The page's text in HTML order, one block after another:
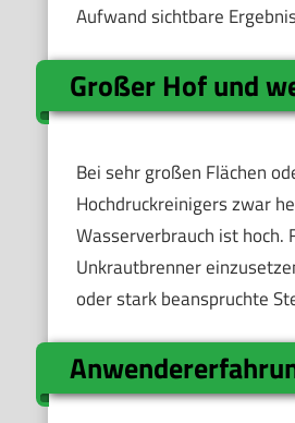
Aufwand sichtbare
Großer Hof und
Bei sehr großen Flächen
Hochdruckreinigers zwar
Wasserverbrauch ist hoch.
Unkrautbrenner
oder stark beanspruchte